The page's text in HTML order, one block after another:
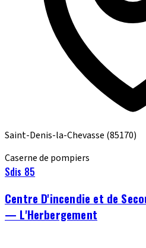
Saint-Denis-la-Chevasse (85170)
Caserne de pompiers
Sdis 85
Centre D'incendie et de
— L'Herbergement